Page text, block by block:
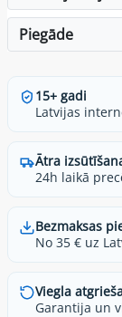
Piegāde
15+ gadi
Latvijas
Ātra
24h laikā
Bezmaksas
No 35 € uz
Viegla
Garantija un